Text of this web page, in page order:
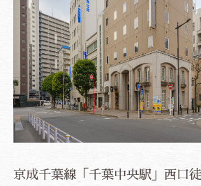
京成千葉線「千葉中央駅」西口